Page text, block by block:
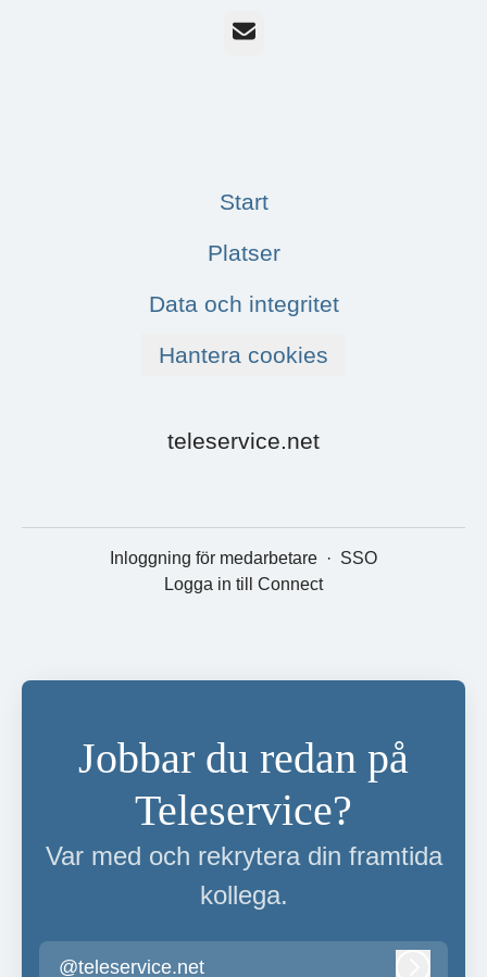
E-post
Start
Platser
Data och integritet
Hantera cookies
teleservice.net
Inloggning för medarbetare · SSO
Logga in till Connect
Jobbar du redan på
Teleservice?
Var med och rekrytera din framtida
kollega.
@teleservice.net